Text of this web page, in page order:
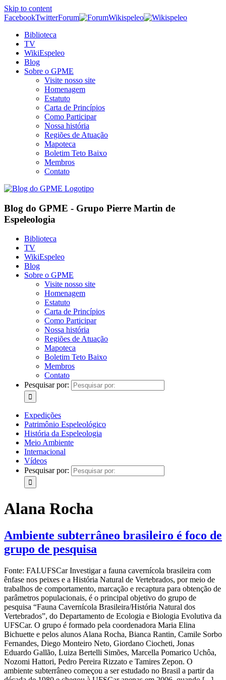
Skip to content
FacebookTwitterForum
Wikispeleo
Biblioteca
TV
WikiEspeleo
Blog
Sobre o GPME
Visite nosso site
Homenagem
Estatuto
Carta de Princípios
Como Participar
Nossa história
Regiões de Atuação
Mapoteca
Boletim Teto Baixo
Membros
Contato
Blog do GPME - Grupo Pierre Martin de
Espeleologia
Biblioteca
TV
WikiEspeleo
Blog
Sobre o GPME
Visite nosso site
Homenagem
Estatuto
Carta de Princípios
Como Participar
Nossa história
Regiões de Atuação
Mapoteca
Boletim Teto Baixo
Membros
Contato
Pesquisar por:
Expedições
Patrimônio Espeleológico
História da Espeleologia
Meio Ambiente
Internacional
Vídeos
Pesquisar por:
Alana Rocha
Ambiente subterrâneo brasileiro é foco de
grupo de pesquisa
Fonte: FAI.UFSCar Investigar a fauna cavernícola brasileira com
ênfase nos peixes e a História Natural de Vertebrados, por meio de
trabalhos de comportamento, marcação e recaptura para obtenção de
parâmetros populacionais, é o principal objetivo do grupo de
pesquisa “Fauna Cavernícola Brasileira/História Natural dos
Vertebrados”, do Departamento de Ecologia e Biologia Evolutiva da
UFSCar. O grupo é formado pela coordenadora Maria Elina
Bichuette e pelos alunos Alana Rocha, Bianca Rantin, Camile Sorbo
Fernandes, Diego Monteiro Neto, Giordano Ciocheti, Jonas
Eduardo Gallão, Luiza Bertelli Simões, Marcella Pomarico Uchôa,
Nozomi Hattori, Pedro Pereira Rizzato e Tamires Zepon. O
ambiente subterrâneo começou a ser estudado no Brasil a partir da